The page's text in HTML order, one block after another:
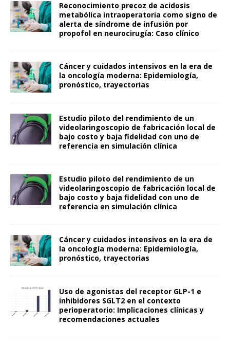
Reconocimiento precoz de acidosis
metabólica intraoperatoria como signo de
alerta de síndrome de infusión por
propofol en neurocirugía: Caso clínico
Cáncer y cuidados intensivos en la era de
la oncología moderna: Epidemiología,
pronóstico, trayectorias
Estudio piloto del rendimiento de un
videolaringoscopio de fabricación local de
bajo costo y baja fidelidad con uno de
referencia en simulación clínica
Estudio piloto del rendimiento de un
videolaringoscopio de fabricación local de
bajo costo y baja fidelidad con uno de
referencia en simulación clínica
Cáncer y cuidados intensivos en la era de
la oncología moderna: Epidemiología,
pronóstico, trayectorias
Uso de agonistas del receptor GLP-1 e
inhibidores SGLT2 en el contexto
perioperatorio: Implicaciones clínicas y
recomendaciones actuales